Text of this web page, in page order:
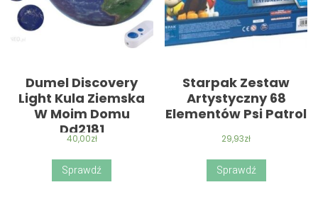
Dumel Discovery
Light Kula Ziemska
W Moim Domu
Dd2181
40,00zł
Sprawdź
Starpak Zestaw
Artystyczny 68
Elementów Psi Patrol
29,93zł
Sprawdź